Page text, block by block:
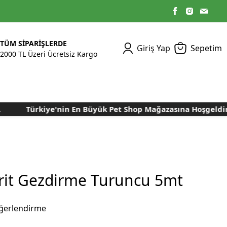
TÜM SİPARİŞLERDE
2000 TL Üzeri Ücretsiz Kargo
Giriş Yap Sepetim
Kümes Ekipmanları
Makineleri
Nem Alma Makineleri
Nem ve Isı Ölçer
Kuluçka Malzemeleri
Kedi Yaş Mamaları
Bakım Sağlık
Tasmalar
Bakım Sağlık
Tavşan Yemleri
Türkiye'nin En Büyük Pet Shop Mağazasına Hoşgeldiniz..
Gezdirme Turuncu 5mt